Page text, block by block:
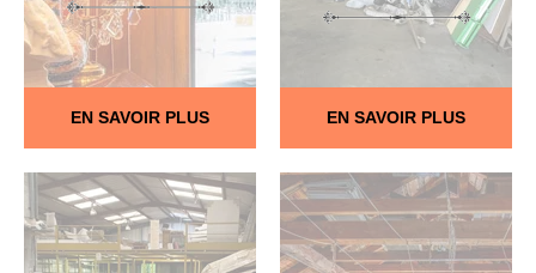
EN SAVOIR PLUS EN SAVOIR PLUS